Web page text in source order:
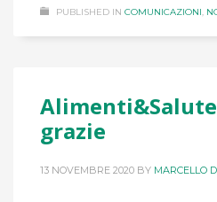
PUBLISHED IN COMUNICAZIONI,
grazie
13 NOVEMBRE 2020 BY MARCELLO